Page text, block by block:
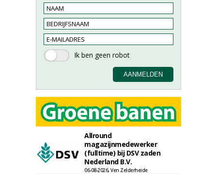
Allround
magazijnmedewerker
(fulltime) bij DSV zaden
Nederland B.V.
06-08-2026, Ven Zelderheide